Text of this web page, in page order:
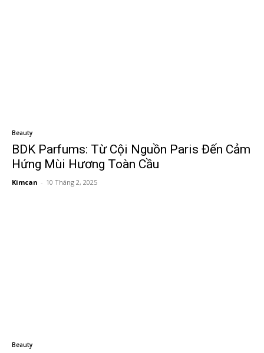
Beauty
BDK Parfums: Từ Cội Nguồn Paris Đến Cảm
Hứng Mùi Hương Toàn Cầu
Kimcan - 10 Tháng 2, 2025
Beauty